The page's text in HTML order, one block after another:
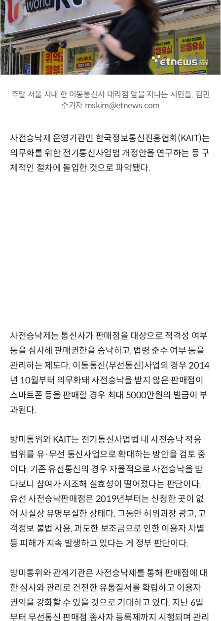
주말 서울 시내 한 이동통신사 대리점 앞을 지나는 시민들. 김민
수기자 mskim@etnews.com
사전승낙제 운영기관인 한국정보통신진흥협회(KAIT)는
의무화를 위한 전기통신사업법 개정안을 연구하는 등 구
체적인 절차에 돌입한 것으로 파악됐다.
사전승낙제는 통신사가 판매점을 대상으로 적격성 여부
등을 심사해 판매권한을 승낙하고, 법령 준수 여부 등을
관리하는 제도다. 이통통신(무선통신)사업의 경우 2014
년 10월부터 의무화돼 사전승낙을 받지 않은 판매점이
스마트폰 등을 판매할 경우 최대 5000만원의 벌금이 부
과된다.
방미통위와 KAIT는 전기통신사업법 내 사전승낙 적용
범위를 유·무선 통신사업으로 확대하는 방안을 검토 중
이다. 기존 유선통신의 경우 자율적으로 사전승낙을 받
다보니 참여가 저조해 실효성이 떨어졌다는 판단이다.
유선 사전승낙판매점은 2019년부터는 신청한 곳이 없
어 사실상 유명무실한 상태다. 그동안 허위과장 광고, 고
객정보 불법 사용, 과도한 보조금으로 인한 이용자 차별
등 피해가 지속 발생하고 있다는 게 정부 판단이다.
방미통위와 관계기관은 사전승낙제를 통해 판매점에 대
한 심사와 관리로 건전한 유통질서를 확립하고 이용자
권익을 강화할 수 있을 것으로 기대하고 있다. 지난 6일
부터 무선통신 판매점 종사자 등록제까지 시행되며 관리